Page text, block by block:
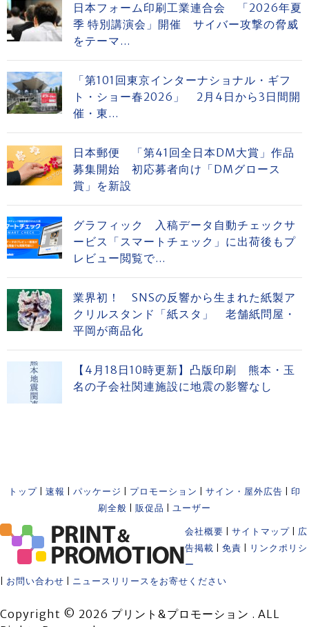
日本フォーム印刷工業連合会 「2026年夏
季 特別講演会」開催 サイバー攻撃の脅威
をテーマ...
「第101回東京インターナショナル・ギフ
ト・ショー春2026」 2月4日から3日間開
催・東...
日本郵便 「第41回全日本DM大賞」作品
募集開始 初応募者向け「DMグロース
賞」を新設
グラフィック 入稿データ自動チェックサ
ービス「スマートチェック」に出荷後もプ
レビュー閲覧で...
業界初！ SNSの反響から生まれた紙製ア
クリルスタンド「紙スタ」 老舗紙問屋・
平岡が商品化
【4月18日10時更新】凸版印刷 熊本・玉
名の子会社関連施設に地震の影響なし
トップ 速報 パッケージ プロモーション サイン・屋外広告
印
刷全般
販促品 ユーザー
会社概要 サイトマップ
広
告掲載
免責
リンクポリシ
ー
お問い合わせ ニュースリリースをお寄せください
Copyright © 2026 プリント&プロモーション . ALL